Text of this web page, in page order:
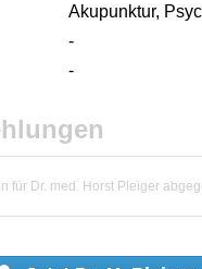
Akupunktur,
-
-
für Dr. med. Horst Pleiger